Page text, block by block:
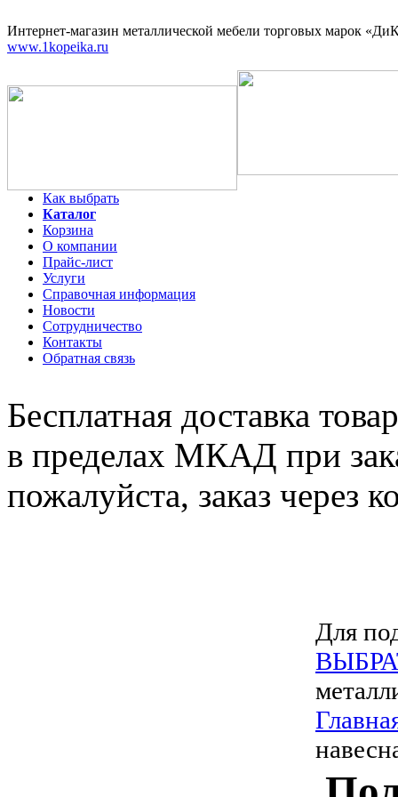
Интернет-магазин металлической мебели торговых марок
www.1kopeika.ru
Как выбрать
Каталог
Корзина
О компании
Прайс-лист
Услуги
Справочная информация
Новости
Сотрудничество
Контакты
Обратная связь
Бесплатная доставка
в пределах МКАД при
пожалуйста, заказ через
Для